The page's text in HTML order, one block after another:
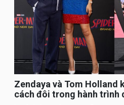
Zendaya và Tom Holland
cách đôi trong hành trình